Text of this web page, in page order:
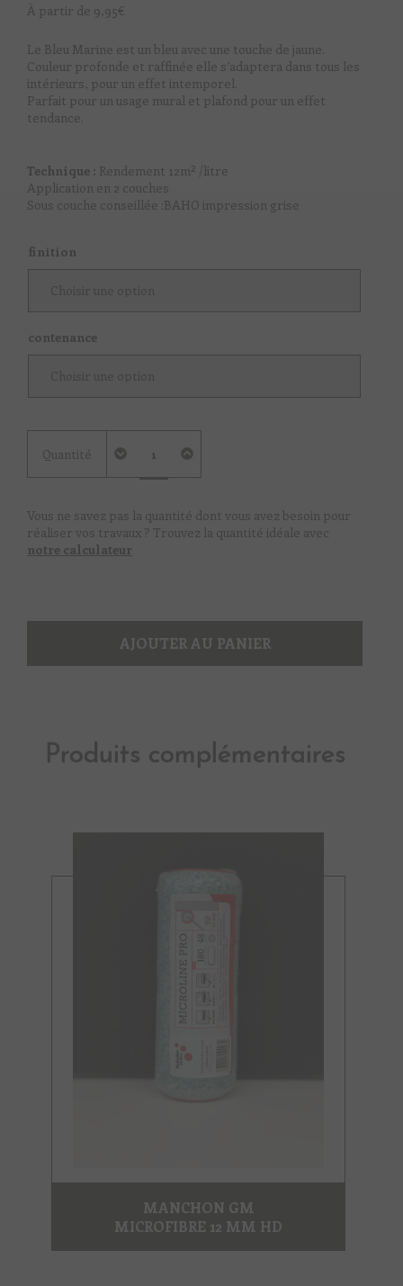
À partir de 9,95€
Le Bleu Marine est un bleu avec une touche de jaune.
Couleur profonde et raffinée elle s’adaptera dans tous les
intérieurs, pour un effet intemporel.
Parfait pour un usage mural et plafond pour un effet
tendance.
Technique : Rendement 12m² /litre
Application en 2 couches
Sous couche conseillée :BAHO impression grise
finition
contenance
Quantité
de
Bleu
Vous ne savez pas la quantité dont vous avez besoin pour
réaliser vos travaux ? Trouvez la quantité idéale avec
notre calculateur
AJOUTER AU PANIER
Produits complémentaires
MANCHON GM
MICROFIBRE 12 MM HD